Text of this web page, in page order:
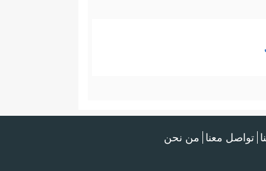
تواصل معنا من نحن